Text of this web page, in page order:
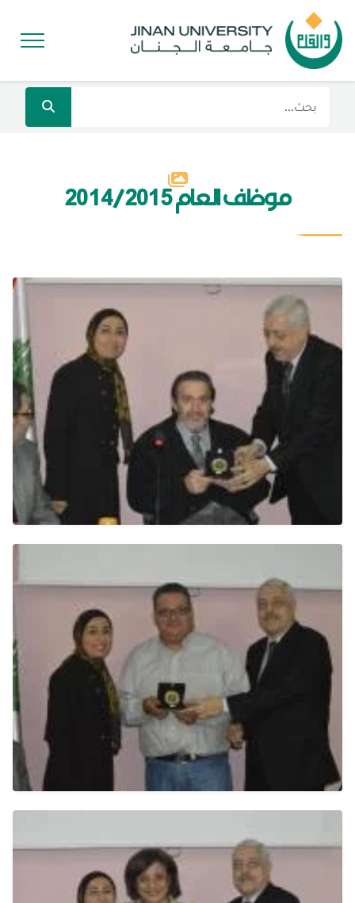
موظف العام 2014/2015